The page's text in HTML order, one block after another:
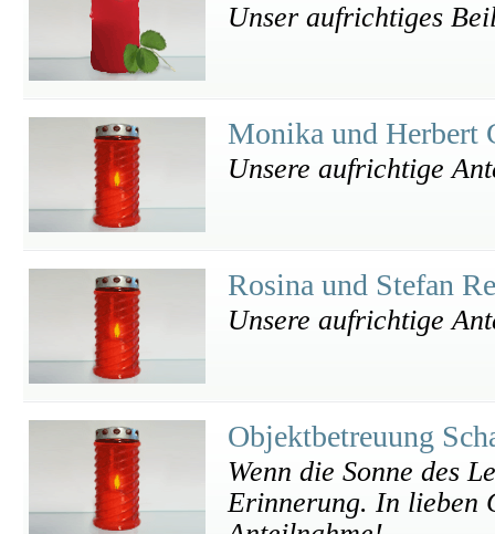
Unser aufrichtiges
Monika und Herbert
Unsere aufrichtige
Rosina und Stefan
Unsere aufrichtige
Objektbetreuung
Wenn die Sonne des
Erinnerung. In lieben